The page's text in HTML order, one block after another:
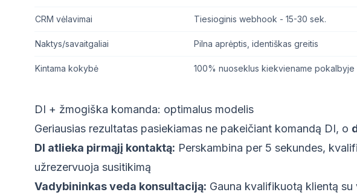
CRM vėlavimai Tiesioginis webhook - 15-30 sek.
Naktys/savaitgaliai Pilna aprėptis, identiškas greitis
Kintama kokybė 100% nuoseklus kiekviename pokalbyje
DI + žmogiška komanda: optimalus modelis
Geriausias rezultatas pasiekiamas ne pakeičiant komandą DI, o
DI atlieka pirmąjį kontaktą: Perskambina per 5 sekundes,
užrezervuoja susitikimą
Vadybininkas veda konsultaciją: Gauna kvalifikuotą klientą